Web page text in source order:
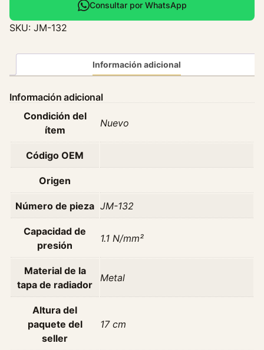
n
R
i
d
U
.
a
i
Consultar por WhatsApp
SKU: JM-132
Información adicional
Información adicional
Condición del
ítem
Nuevo
Código OEM
Origen
Número de pieza JM-132
Capacidad de
presión
1.1 N/mm²
Material de la
tapa de radiador
Metal
Altura del
paquete del
seller
17 cm